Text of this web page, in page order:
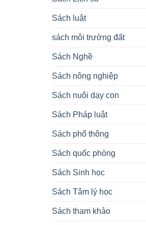
Sách luật
sách môi trường đất
Sách Nghề
Sách nông nghiệp
Sách nuôi dạy con
Sách Pháp luật
Sách phổ thông
Sách quốc phòng
Sách Sinh học
Sách Tâm lý học
Sách tham khảo